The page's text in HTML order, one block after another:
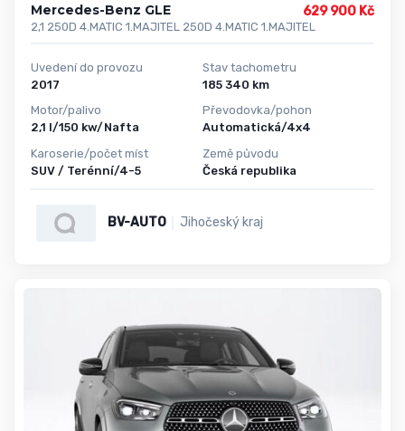
Mercedes-Benz GLE
2,1 250D 4.MATIC 1.MAJITEL 250D 4.MATIC 1.MAJITEL
629 900 Kč
Uvedení do provozu
2017
Motor/palivo
2,1 l/150 kw/Nafta
Karoserie/počet míst
SUV / Terénní/4-5
Stav tachometru
185 340 km
Převodovka/pohon
Automatická/4x4
Země původu
Česká republika
BV-AUTO Jihočeský kraj